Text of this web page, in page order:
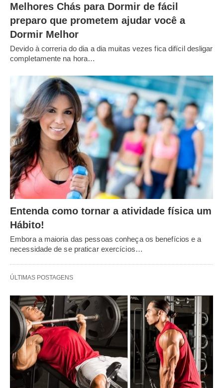
Melhores Chás para Dormir de fácil
preparo que prometem ajudar você a
Dormir Melhor
Devido à correria do dia a dia muitas vezes fica difícil desligar
completamente na hora…
Entenda como tornar a atividade física um
Hábito!
Embora a maioria das pessoas conheça os benefícios e a
necessidade de se praticar exercícios…
ÚLTIMAS POSTAGENS